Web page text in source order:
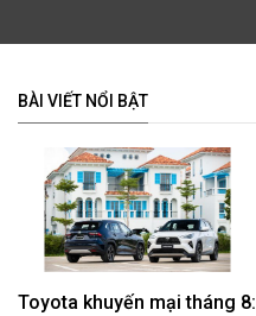
BÀI VIẾT NỔI BẬT
Toyota khuyến mại tháng 8: